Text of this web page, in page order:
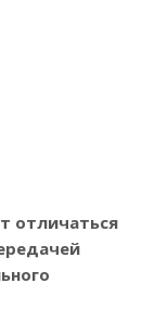
отличаться